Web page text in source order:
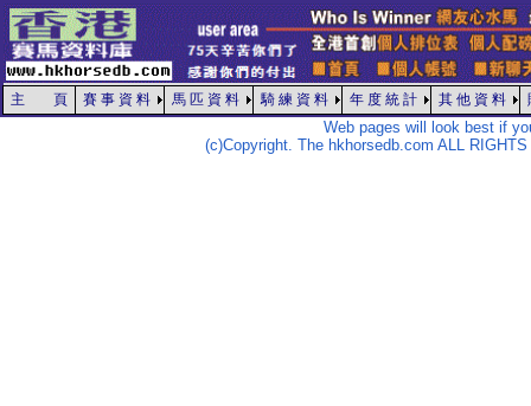
主 頁 賽 事 資 料 馬 匹 資 料 騎 練 資 料 年 度 統 計 其 他 資 料
Web pages will look best if
(c)Copyright. The hkhorsedb.com ALL